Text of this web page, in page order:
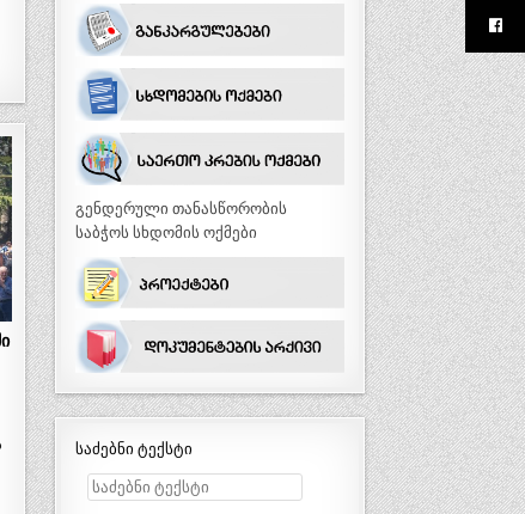
გენდერული თანასწორობის
საბჭოს სხდომის ოქმები
საძებნი ტექსტი